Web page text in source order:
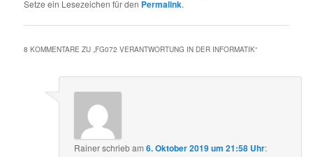
Setze ein Lesezeichen für den Permalink.
8 KOMMENTARE ZU „FG072 VERANTWORTUNG IN DER INFORMATIK“
Rainerschriebam6. Oktober 2019 um 21:58 Uhr: